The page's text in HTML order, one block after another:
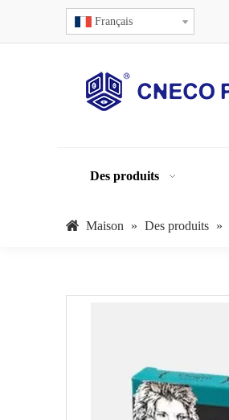
Français
Des produits
Maison » Des produits »